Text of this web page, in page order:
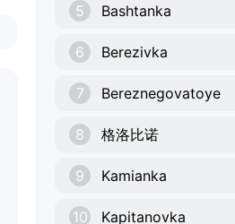
5 Bashtanka
6 Berezivka
7 Bereznegovatoye
8 格洛比诺
9 Kamianka
10 Kapitanovka